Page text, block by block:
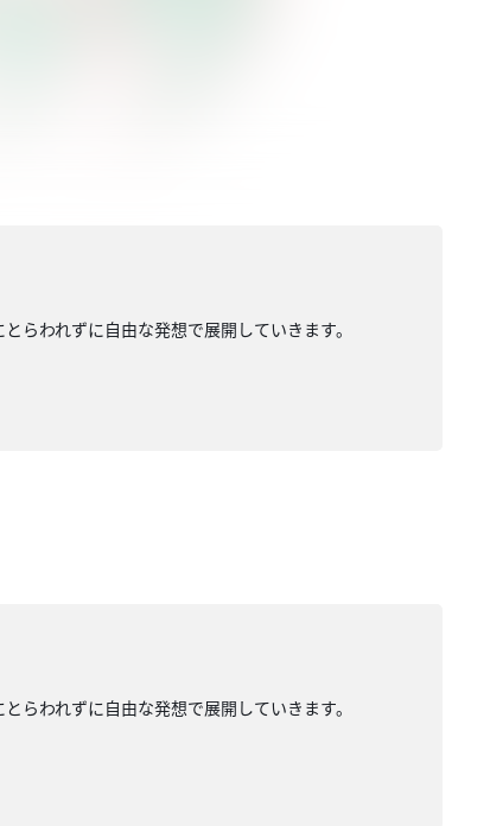
らわれずに自由な発想で展開していきます。
らわれずに自由な発想で展開していきます。